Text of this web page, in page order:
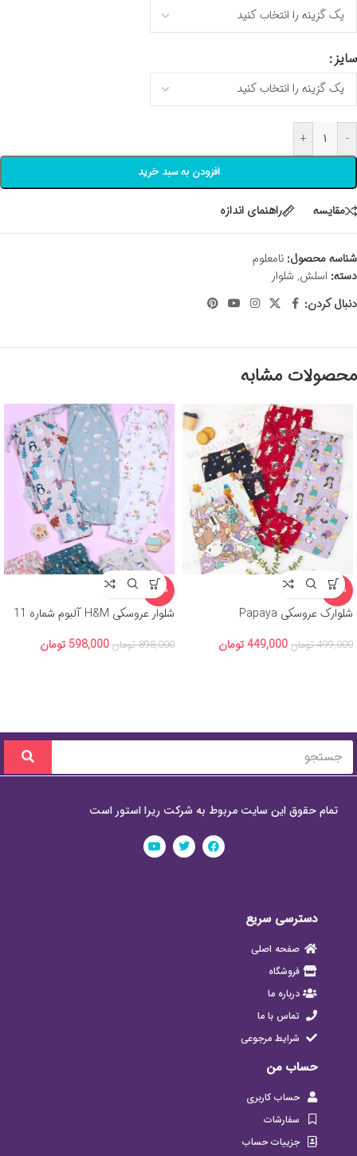
سایز
-
+
افزودن به سبد خرید
مقايسه راهنمای اندازه
شناسه محصول: نامعلوم
دسته: اسلش, شلوار
دنبال کردن:
محصولات مشابه
-10%
شلوارک عروسکی Papaya
499,000 تومان 449,000تومان
-33%
شلوار عروسکی H&M آلبوم شماره 11
898,000 تومان 598,000 تومان
تمام حقوق این سایت مربوط به شرکت ریرا استور است
دسترسی سریع
صفحه اصلی
فروشگاه
درباره ما
تماس با ما
شرایط مرجوعی
حساب من
حساب کاربری
سفارشات
جزییات حساب